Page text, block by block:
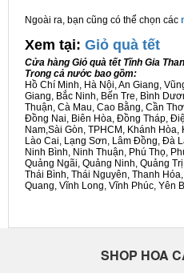
Ngoài ra, bạn cũng có thể chọn các
Xem tại: Giỏ quà tết
Cửa hàng Giỏ quà tết Tĩnh Gia
Trong cả nước bao gồm:
Hồ Chí Minh, Hà Nội, An Giang,
Giang, Bắc Ninh, Bến Tre, Bình
Thuận, Cà Mau, Cao Bằng, Cần
Đồng Nai, Biên Hòa, Đồng Tháp,
Nam,Sài Gòn, TPHCM, Khánh
Lào Cai, Lạng Sơn, Lâm Đồng, Đà
Ninh Bình, Ninh Thuận, Phú Thọ,
Quảng Ngãi, Quảng Ninh, Quảng
Thái Bình, Thái Nguyên, Thanh
Quang, Vĩnh Long, Vĩnh Phúc, Yên
SHOP HOA